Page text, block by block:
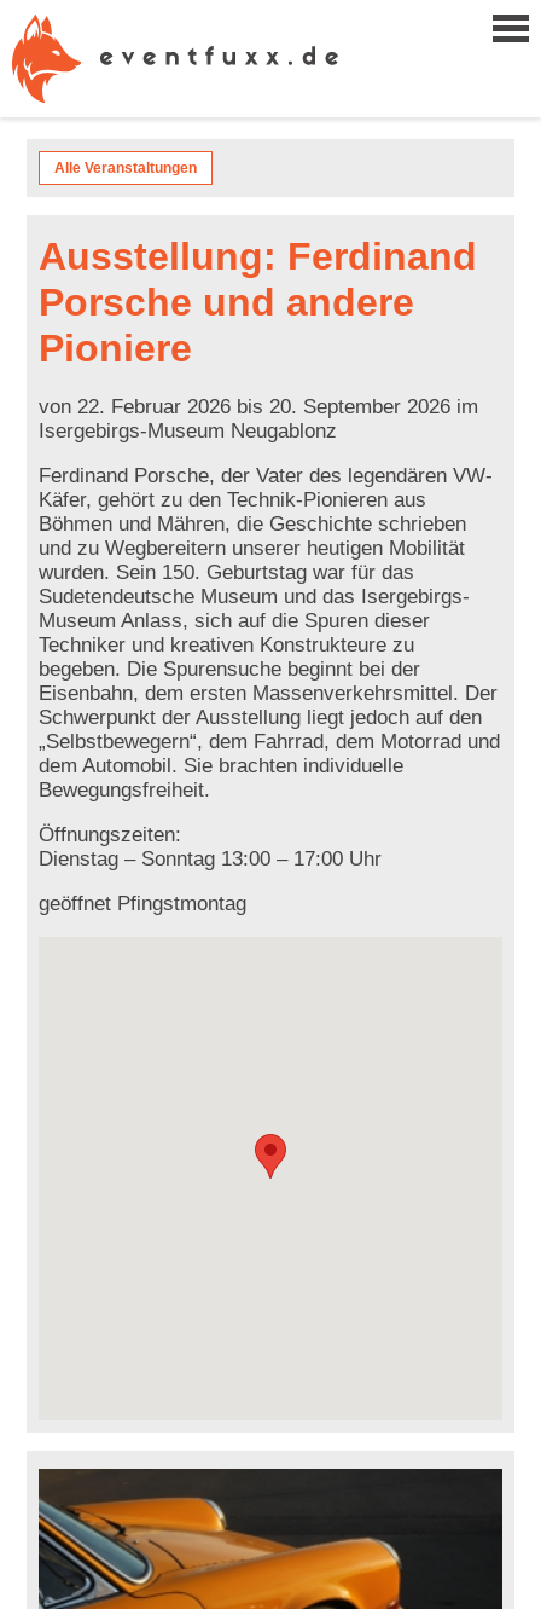
Alle Veranstaltungen
Ausstellung: Ferdinand
Porsche und andere
Pioniere
von 22. Februar 2026 bis 20. September 2026 im
Isergebirgs-Museum Neugablonz
Ferdinand Porsche, der Vater des legendären VW-
Käfer, gehört zu den Technik-Pionieren aus
Böhmen und Mähren, die Geschichte schrieben
und zu Wegbereitern unserer heutigen Mobilität
wurden. Sein 150. Geburtstag war für das
Sudetendeutsche Museum und das Isergebirgs-
Museum Anlass, sich auf die Spuren dieser
Techniker und kreativen Konstrukteure zu
begeben. Die Spurensuche beginnt bei der
Eisenbahn, dem ersten Massenverkehrsmittel. Der
Schwerpunkt der Ausstellung liegt jedoch auf den
„Selbstbewegern“, dem Fahrrad, dem Motorrad und
dem Automobil. Sie brachten individuelle
Bewegungsfreiheit.
Öffnungszeiten:
Dienstag – Sonntag 13:00 – 17:00 Uhr
geöffnet Pfingstmontag